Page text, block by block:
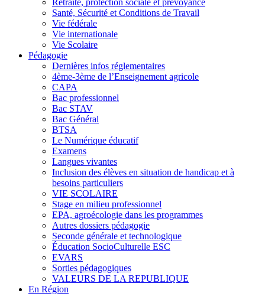
Santé, Sécurité et Conditions de Travail
Vie fédérale
Vie internationale
Vie Scolaire
Pédagogie
Dernières infos réglementaires
4ème-3ème de l’Enseignement agricole
CAPA
Bac professionnel
Bac STAV
Bac Général
BTSA
Le Numérique éducatif
Examens
Langues vivantes
Inclusion des élèves en situation de handicap et à
besoins particuliers
VIE SCOLAIRE
Stage en milieu professionnel
EPA, agroécologie dans les programmes
Autres dossiers pédagogie
Seconde générale et technologique
Éducation SocioCulturelle ESC
EVARS
Sorties pédagogiques
VALEURS DE LA REPUBLIQUE
En Région